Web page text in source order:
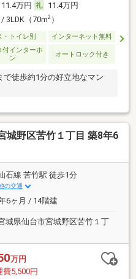
11.4万円
11.4万円
3LDK（70m2）
・トイレ別 インターネット無料
付インターホ
ン
オートロック付き
で徒歩約1分の好立地なマン
城野区苦竹１丁目 築8年6
石線 苦竹駅 徒歩1分
の交通
6ヶ月 / 14階建
城県仙台市宮城野区苦竹１丁
万円
費5,500円